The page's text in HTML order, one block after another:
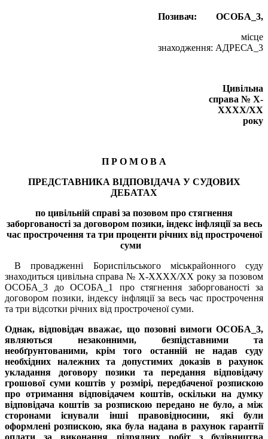
Позивач:
ОСОБА_3,
місце
знаходження: АДРЕСА_3
Цивільна
справа № X-
XXXX/XX
року
П Р О М О В А
ПРЕДСТАВНИКА ВІДПОВІДАЧА У СУДОВИХ
ДЕБАТАХ
по цивільній справі за позовом про стягнення
заборгованості за договором позики, індекс інфляції за весь
час прострочення та три проценти річних від простроченої
суми
В провадженні Бориспільського міськрайонного суду
знаходиться цивільна справа № X-XXXX/XX року за позовом
ОСОБА_3 до ОСОБА_1 про стягнення заборгованості за
договором позики, індексу інфляції за весь час прострочення
та три відсотки річних від простроченої суми.
Однак, відповідач вважає, що позовні вимоги ОСОБА_3,
являються незаконними, безпідставними та
необґрунтованими, крім того останній не надав суду
необхідних належних та допустимих доказів в рахунок
укладання договору позики та передання відповідачу
грошової суми коштів у розмірі, передбаченої розпискою
про отримання відповідачем коштів, оскільки на думку
відповідача коштів за розпискою передано не було, а між
сторонами існували інші правовідносини, які були
оформлені розпискою, яка була надана в рахунок гарантії
оплати за виконання підрядних робіт з будівництва